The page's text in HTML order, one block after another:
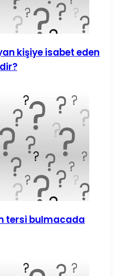
kişiye isabet eden
tersi bulmacada